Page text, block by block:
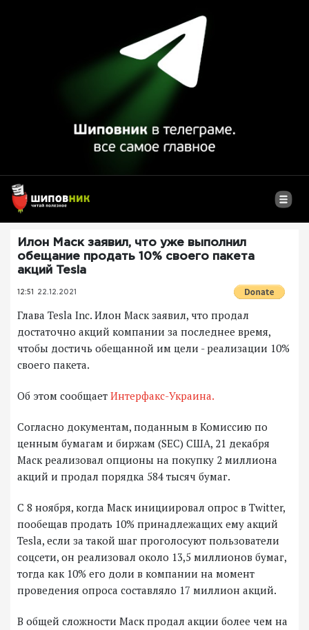
Илон Маск заявил, что уже выполнил
обещание продать 10% своего пакета
акций Tesla
12:51 22.12.2021
Глава Tesla Inc. Илон Маск заявил, что продал
достаточно акций компании за последнее время,
чтобы достичь обещанной им цели - реализации 10%
своего пакета.
Об этом сообщает Интерфакс-Украина.
Согласно документам, поданным в Комиссию по
ценным бумагам и биржам (SEC) США, 21 декабря
Маск реализовал опционы на покупку 2 миллиона
акций и продал порядка 584 тысяч бумаг.
С 8 ноября, когда Маск инициировал опрос в Twitter,
пообещав продать 10% принадлежащих ему акций
Tesla, если за такой шаг проголосуют пользователи
соцсети, он реализовал около 13,5 миллионов бумаг,
тогда как 10% его доли в компании на момент
проведения опроса составляло 17 миллион акций.
В общей сложности Маск продал акции более чем на